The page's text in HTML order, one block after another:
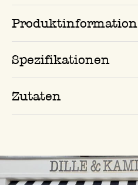
Produktinformation
Spezifikationen
Zutaten